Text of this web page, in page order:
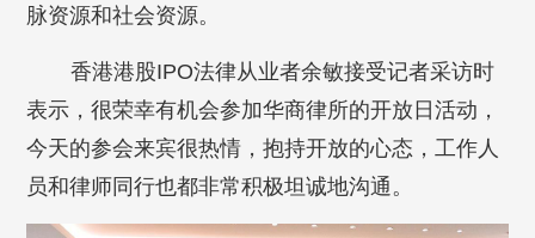
脉资源和社会资源。
香港港股IPO法律从业者余敏接受记者采访时
表示，很荣幸有机会参加华商律所的开放日活动，
今天的参会来宾很热情，抱持开放的心态，工作人
员和律师同行也都非常积极坦诚地沟通。